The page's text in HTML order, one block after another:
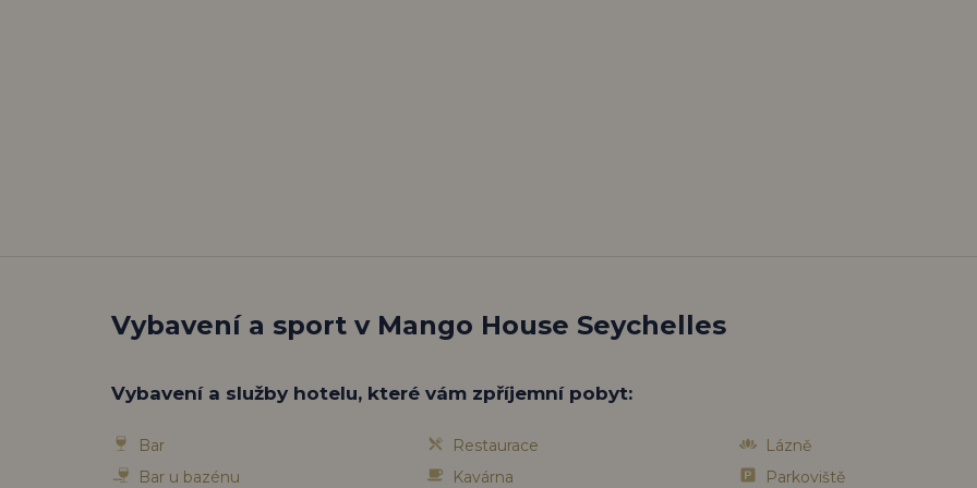
Vybavení a sport v Mango House Seychelles
Vybavení a služby hotelu, které vám zpříjemní pobyt:
Bar
Bar u bazénu
Restaurace
Kavárna
Lázně
Parkoviště